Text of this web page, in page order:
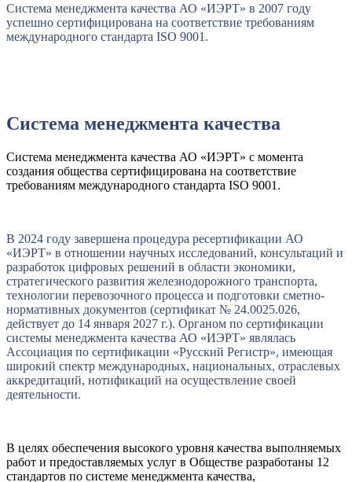
Система менеджмента качества АО «ИЭРТ» в 2007 году
успешно сертифицирована на соответствие требованиям
международного стандарта ISO 9001.
Система менеджмента качества
Система менеджмента качества АО «ИЭРТ» с момента
создания общества сертифицирована на соответствие
требованиям международного стандарта ISO 9001.
В 2024 году завершена процедура ресертификации АО
«ИЭРТ» в отношении научных исследований, консультаций и
разработок цифровых решений в области экономики,
стратегического развития железнодорожного транспорта,
технологии перевозочного процесса и подготовки сметно-
нормативных документов (сертификат № 24.0025.026,
действует до 14 января 2027 г.). Органом по сертификации
системы менеджмента качества АО «ИЭРТ» являлась
Ассоциация по сертификации «Русский Регистр», имеющая
широкий спектр международных, национальных, отраслевых
аккредитаций, нотификаций на осуществление своей
деятельности.
В целях обеспечения высокого уровня качества выполняемых
работ и предоставляемых услуг в Обществе разработаны 12
стандартов по системе менеджмента качества,